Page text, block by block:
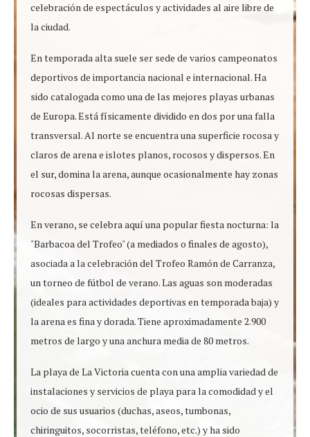
celebración de espectáculos y actividades al aire libre de
la ciudad.
En temporada alta suele ser sede de varios campeonatos
deportivos de importancia nacional e internacional. Ha
sido catalogada como una de las mejores playas urbanas
de Europa. Está físicamente dividido en dos por una falla
transversal. Al norte se encuentra una superficie rocosa y
claros de arena e islotes planos, rocosos y dispersos. En
el sur, domina la arena, aunque ocasionalmente hay zonas
rocosas dispersas.
En verano, se celebra aquí una popular fiesta nocturna: la
"Barbacoa del Trofeo" (a mediados o finales de agosto),
asociada a la celebración del Trofeo Ramón de Carranza,
un torneo de fútbol de verano. Las aguas son moderadas
(ideales para actividades deportivas en temporada baja) y
la arena es fina y dorada. Tiene aproximadamente 2.900
metros de largo y una anchura media de 80 metros.
La playa de La Victoria cuenta con una amplia variedad de
instalaciones y servicios de playa para la comodidad y el
ocio de sus usuarios (duchas, aseos, tumbonas,
chiringuitos, socorristas, teléfono, etc.) y ha sido